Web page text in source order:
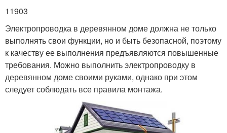
11903
Электропроводка в деревянном доме должна не только
выполнять свои функции, но и быть безопасной, поэтому
к качеству ее выполнения предъявляются повышенные
требования. Можно выполнить электропроводку в
деревянном доме своими руками, однако при этом
следует соблюдать все правила монтажа.